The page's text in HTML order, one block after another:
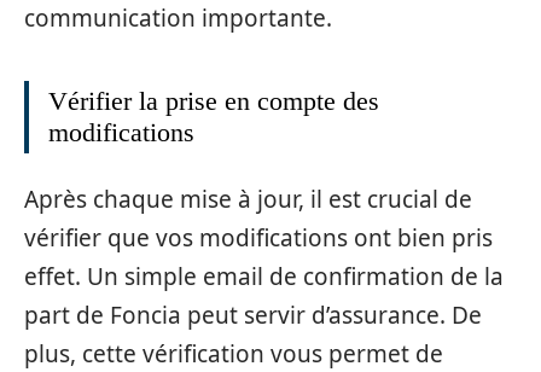
communication importante.
Vérifier la prise en compte des
modifications
Après chaque mise à jour, il est crucial de
vérifier que vos modifications ont bien pris
effet. Un simple email de confirmation de la
part de Foncia peut servir d’assurance. De
plus, cette vérification vous permet de